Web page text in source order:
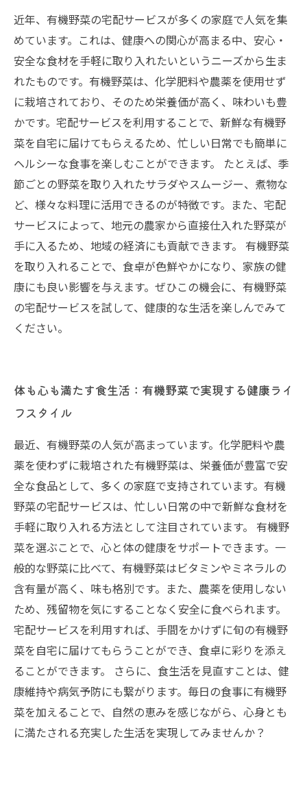
近年、有機野菜の宅配サービスが多くの家庭で人気を集
めています。これは、健康への関心が高まる中、安心・
安全な食材を手軽に取り入れたいというニーズから生ま
れたものです。有機野菜は、化学肥料や農薬を使用せず
に栽培されており、そのため栄養価が高く、味わいも豊
かです。宅配サービスを利用することで、新鮮な有機野
菜を自宅に届けてもらえるため、忙しい日常でも簡単に
ヘルシーな食事を楽しむことができます。 たとえば、季
節ごとの野菜を取り入れたサラダやスムージー、煮物な
ど、様々な料理に活用できるのが特徴です。また、宅配
サービスによって、地元の農家から直接仕入れた野菜が
手に入るため、地域の経済にも貢献できます。 有機野菜
を取り入れることで、食卓が色鮮やかになり、家族の健
康にも良い影響を与えます。ぜひこの機会に、有機野菜
の宅配サービスを試して、健康的な生活を楽しんでみて
ください。
体も心も満たす食生活：有機野菜で実現する健康ライ
フスタイル
最近、有機野菜の人気が高まっています。化学肥料や農
薬を使わずに栽培された有機野菜は、栄養価が豊富で安
全な食品として、多くの家庭で支持されています。有機
野菜の宅配サービスは、忙しい日常の中で新鮮な食材を
手軽に取り入れる方法として注目されています。 有機野
菜を選ぶことで、心と体の健康をサポートできます。一
般的な野菜に比べて、有機野菜はビタミンやミネラルの
含有量が高く、味も格別です。また、農薬を使用しない
ため、残留物を気にすることなく安全に食べられます。
宅配サービスを利用すれば、手間をかけずに旬の有機野
菜を自宅に届けてもらうことができ、食卓に彩りを添え
ることができます。 さらに、食生活を見直すことは、健
康維持や病気予防にも繋がります。毎日の食事に有機野
菜を加えることで、自然の恵みを感じながら、心身とも
に満たされる充実した生活を実現してみませんか？